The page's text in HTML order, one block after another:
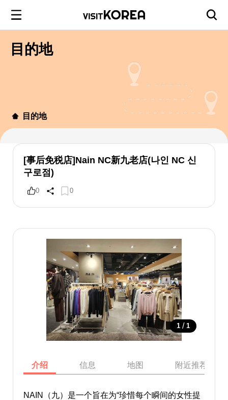
目的地
目的地
[事后免税店]Nain NC新九老店(나인 NC 신
구로점)
0 0
1 / 1
介绍 信息 地图 附近推荐景点
NAIN（九）是一个旨在为“珍惜每个瞬间的女性提